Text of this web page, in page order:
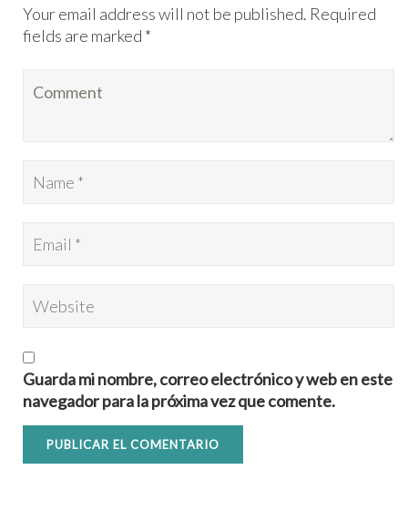
Your email address will not be published. Required
fields are marked *
Guarda mi nombre, correo electrónico y web en este
navegador para la próxima vez que comente.